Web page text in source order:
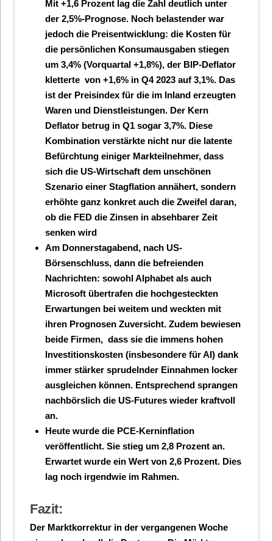
Mit +1,6 Prozent lag die Zahl deutlich unter
der 2,5%-Prognose. Noch belastender war
jedoch die Preisentwicklung: die Kosten für
die persönlichen Konsumausgaben stiegen
um 3,4% (Vorquartal +1,8%), der BIP-Deflator
kletterte von +1,6% in Q4 2023 auf 3,1%. Das
ist der Preisindex für die im Inland erzeugten
Waren und Dienstleistungen. Der Kern
Deflator betrug in Q1 sogar 3,7%. Diese
Kombination verstärkte nicht nur die latente
Befürchtung einiger Markteilnehmer, dass
sich die US-Wirtschaft dem unschönen
Szenario einer Stagflation annähert, sondern
erhöhte ganz konkret auch die Zweifel daran,
ob die FED die Zinsen in absehbarer Zeit
senken wird
Am Donnerstagabend, nach US-
Börsenschluss, dann die befreienden
Nachrichten: sowohl Alphabet als auch
Microsoft übertrafen die hochgesteckten
Erwartungen bei weitem und weckten mit
ihren Prognosen Zuversicht. Zudem bewiesen
beide Firmen, dass sie die immens hohen
Investitionskosten (insbesondere für AI) dank
immer stärker sprudelnder Einnahmen locker
ausgleichen können. Entsprechend sprangen
nachbörslich die US-Futures wieder kraftvoll
an.
Heute wurde die PCE-Kerninflation
veröffentlicht. Sie stieg um 2,8 Prozent an.
Erwartet wurde ein Wert von 2,6 Prozent. Dies
lag noch irgendwie im Rahmen.
Fazit:
Der Marktkorrektur in der vergangenen Woche